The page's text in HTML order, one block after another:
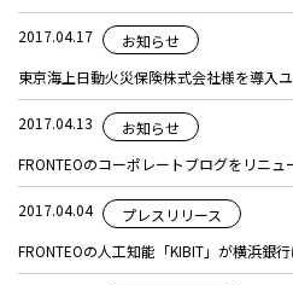
2017.04.17
お知らせ
東京海上日動火災保険株式会社様を導入
2017.04.13
お知らせ
FRONTEOのコーポレートブログをリニュ
2017.04.04
プレスリリース
FRONTEOの人工知能「KIBIT」が横浜銀